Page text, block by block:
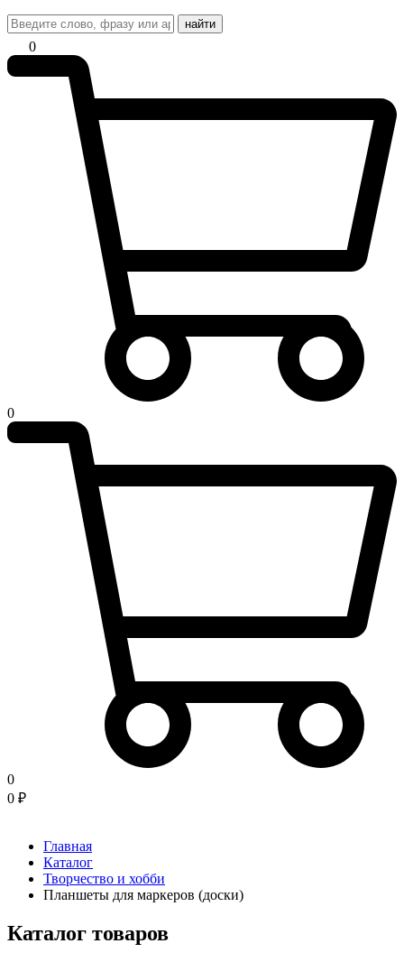
найти
0
0
0
0 ₽
Главная
Каталог
Творчество и хобби
Планшеты для маркеров (доски)
Каталог товаров